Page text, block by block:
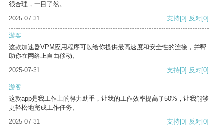
很合理，一目了然。
2025-07-31
支持[0] 反对[0]
游客
这款加速器VPM应用程序可以给你提供最高速度和安全性的连接，并帮
助你在网络上自由移动。
2025-07-31
支持[0] 反对[0]
游客
这款app是我工作上的得力助手，让我的工作效率提高了50%，让我能够
更轻松地完成工作任务。
2025-07-31
支持[0] 反对[0]